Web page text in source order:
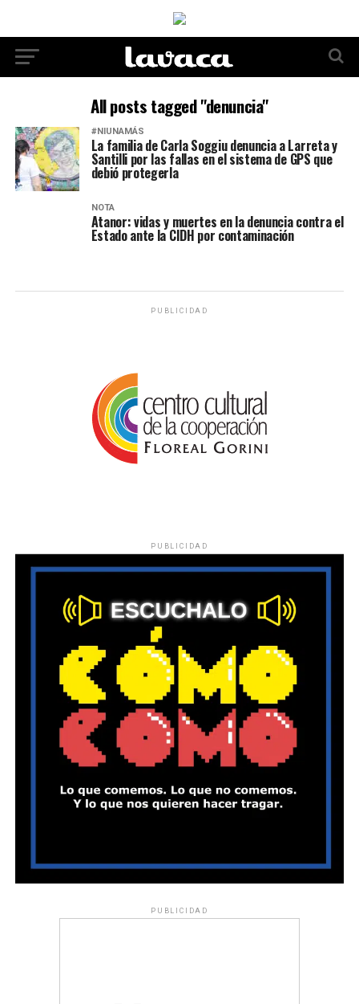
All posts tagged "denuncia"
#NIUNAMÁS
La familia de Carla Soggiu denuncia a Larreta y
Santilli por las fallas en el sistema de GPS que
debió protegerla
NOTA
Atanor: vidas y muertes en la denuncia contra el
Estado ante la CIDH por contaminación
PUBLICIDAD
PUBLICIDAD
PUBLICIDAD